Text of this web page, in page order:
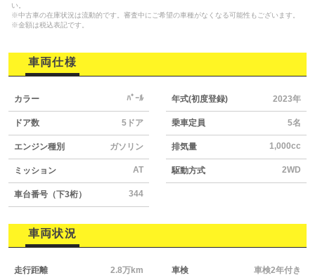
い。
※中古車の在庫状況は流動的です。審査中にご希望の車種がなくなる可能性もございます。
※金額は税込表記です。
車両仕様
カラー ﾊﾟｰﾙ 年式(初度登録) 2023年
ドア数 5ドア 乗車定員 5名
エンジン種別 ガソリン 排気量 1,000cc
ミッション AT 駆動方式 2WD
車台番号（下3桁） 344
車両状況
走行距離 2.8万km 車検 車検2年付き